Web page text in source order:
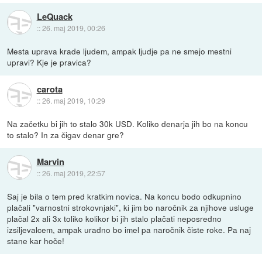
LeQuack
::26. maj 2019, 00:26
Mesta uprava krade ljudem, ampak ljudje pa ne smejo mestni
upravi? Kje je pravica?
carota
::26. maj 2019, 10:29
Na začetku bi jih to stalo 30k USD. Koliko denarja jih bo na koncu
to stalo? In za čigav denar gre?
Marvin
::26. maj 2019, 22:57
Saj je bila o tem pred kratkim novica. Na koncu bodo odkupnino
plačali "varnostni strokovnjaki", ki jim bo naročnik za njihove usluge
plačal 2x ali 3x toliko kolikor bi jih stalo plačati neposredno
izsiljevalcem, ampak uradno bo imel pa naročnik čiste roke. Pa naj
stane kar hoče!